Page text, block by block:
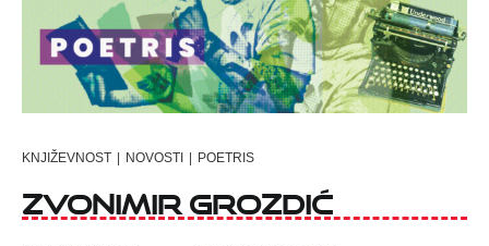
KNJIŽEVNOST | NOVOSTI | POETRIS
Zvonimir Grozdić